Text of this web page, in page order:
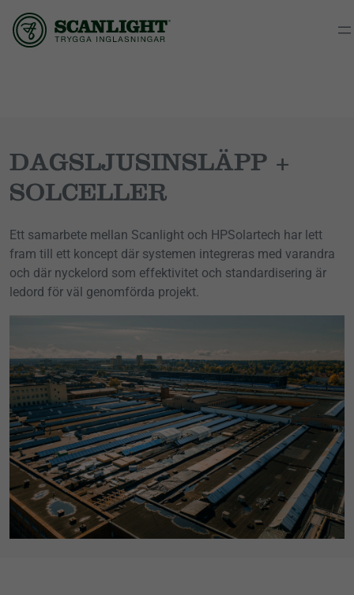
DAGSLJUSINSLÄPP +
SOLCELLER
Ett samarbete mellan Scanlight och HPSolartech har lett
fram till ett koncept där systemen integreras med varandra
och där nyckelord som effektivitet och standardisering är
ledord för väl genomförda projekt.